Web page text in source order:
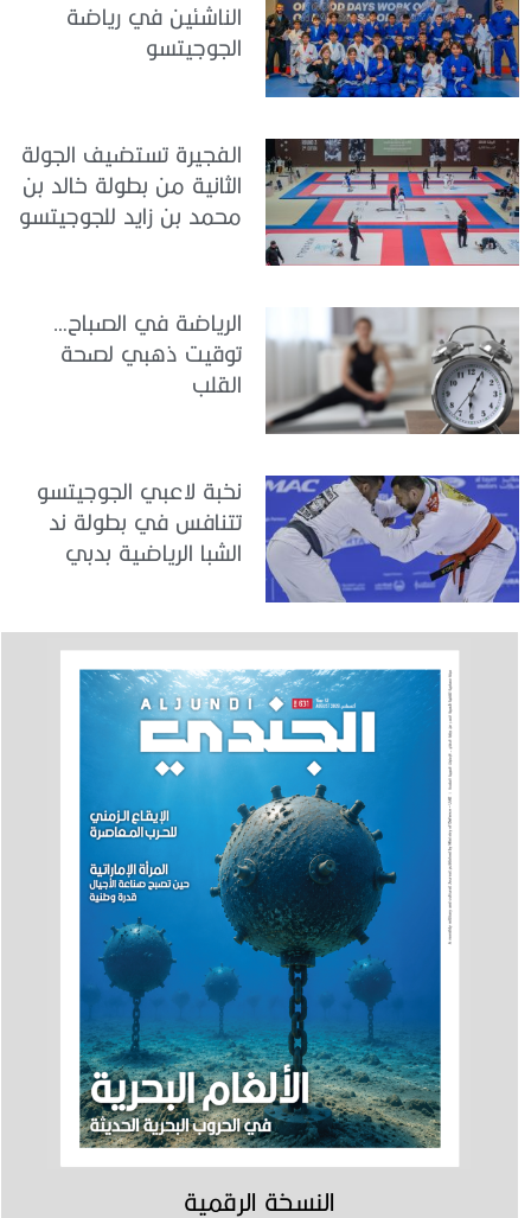
الناشئين في رياضة
الجوجيتسو
الفجيرة تستضيف الجولة
الثانية من بطولة خالد بن
محمد بن زايد للجوجيتسو
الرياضة في الصباح…
توقيت ذهبي لصحة
القلب
نخبة لاعبي الجوجيتسو
تتنافس في بطولة ند
الشبا الرياضية بدبي
النسخة الرقمية